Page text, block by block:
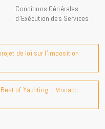
Conditions Générales
d’Exécution des Services
de loi sur l'imposition
of Yachting – Monaco